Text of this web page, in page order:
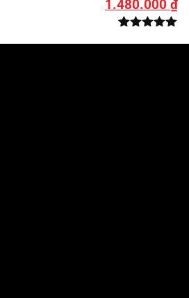
1.480.000 ₫